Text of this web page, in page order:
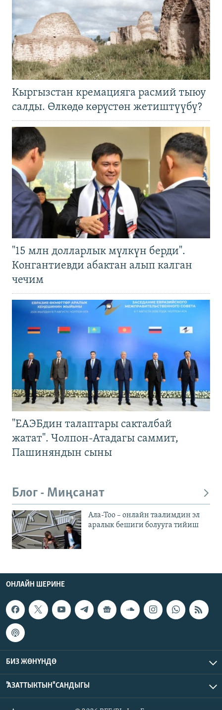
Кыргызстан кремацияга расмий тыюу
салды. Өлкөдө көрүстөн жетиштүүбү?
"15 млн долларлык мүлкүн берди".
Конгантиевди абактан алып калган
чечим
"ЕАЭБдин талаптары сакталбай
жатат". Чолпон-Атадагы саммит,
Пашиняндын сыны
Блог - Миңсанат
Ала-Тоо – онлайн таалимдин эл
аралык бешиги болууга тийиш
ОНЛАЙН ШЕРИНЕ
БИЗ ЖӨНҮНДӨ
"АЗАТТЫКТЫН" САНДЫГЫ